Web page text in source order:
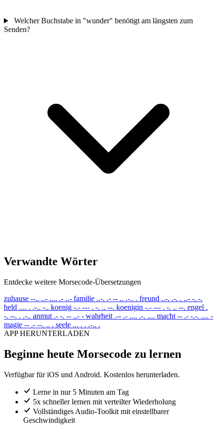
Welcher Buchstabe in "wunder" benötigt am längsten zum
Senden?
Verwandte Wörter
Entdecke weitere Morsecode-Übersetzungen
zuhause --.. ..- .... .- ..- familie ..-. .- -- .. .-.. . freund ..-. .-. . ..- -. -.
held .... . .-.. -.. koenig -.- --- . -. .. --. koenigin -.- --- . -. .. --. engel .
-. --. . .-.. anmut .- -. -- ..- - wahrheit .-- .- .... .-. .... macht -- .- -.-. .... -
magie -- .- --. .. . seele ... . . .-.. .
APP HERUNTERLADEN
Beginne heute Morsecode zu lernen
Verfügbar für iOS und Android. Kostenlos herunterladen.
Lerne in nur 5 Minuten am Tag
5x schneller lernen mit verteilter Wiederholung
Vollständiges Audio-Toolkit mit einstellbarer
Geschwindigkeit